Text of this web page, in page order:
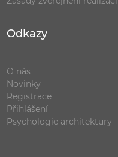
Odkazy
O nás
Novinky
Registrace
Přihlášení
Psychologie architektury